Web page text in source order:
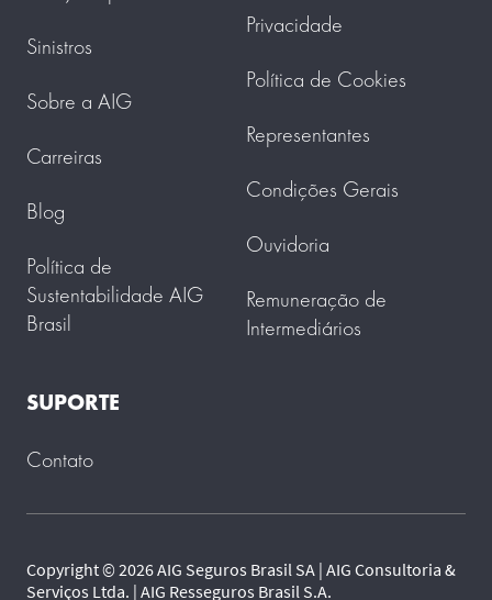
Sinistros
Sobre a AIG
Carreiras
Blog
Política de
Sustentabilidade AIG
Brasil
Privacidade
Política de Cookies
Representantes
Condições Gerais
Ouvidoria
Remuneração de
Intermediários
SUPORTE
Contato
Copyright © 2026 AIG Seguros Brasil SA | AIG Consultoria &
Serviços Ltda. | AIG Resseguros Brasil S.A.